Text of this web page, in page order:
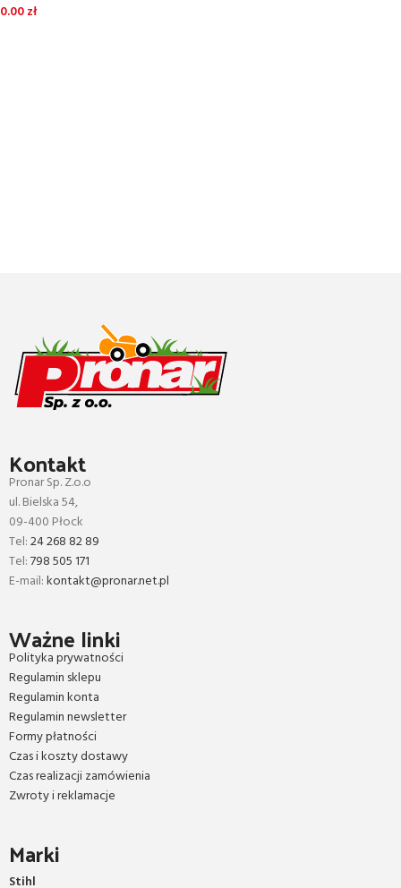
0.00zł
Kontakt
Pronar Sp. Z.o.o
ul. Bielska 54,
09-400 Płock
Tel:24 268 82 89
Tel:798 505 171
E-mail:kontakt@pronar.net.pl
Ważne linki
Polityka prywatności
Regulamin sklepu
Regulamin konta
Regulamin newsletter
Formy płatności
Czas i koszty dostawy
Czas realizacji zamówienia
Zwroty i reklamacje
Marki
Stihl